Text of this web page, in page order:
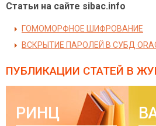
Статьи на сайте sibac.info
ГОМОМОРФНОЕ ШИФРОВАНИЕ
ВСКРЫТИЕ ПАРОЛЕЙ В СУБД
ПУБЛИКАЦИИ СТАТЕЙ В
РИНЦ